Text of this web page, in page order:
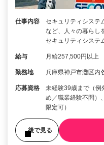
仕事内容
セキュリティシステ
など、人々の暮らし
セキュリティシステ
給与 月給257,500円以上
勤務地 兵庫県神戸市灘区内
応募資格
未経験39歳まで（例
め／職業経験不問
限定可）
後で見る